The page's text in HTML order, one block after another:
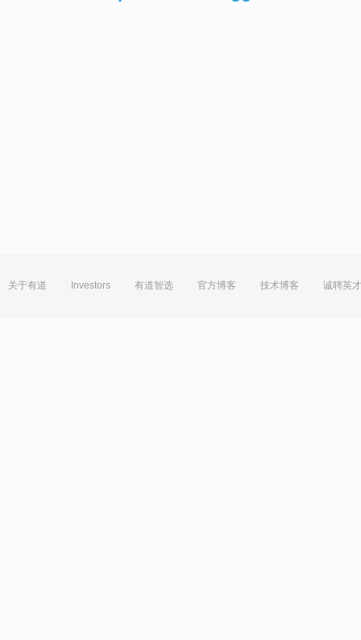
关于有道 Investors 有道智选 官方博客 技术博客 诚聘英才